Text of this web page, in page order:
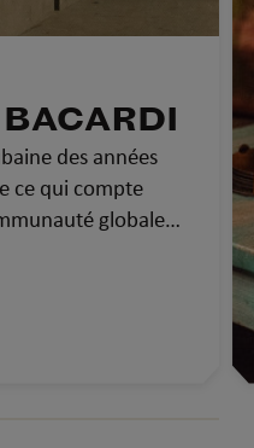
des années
ce qui compte
globale